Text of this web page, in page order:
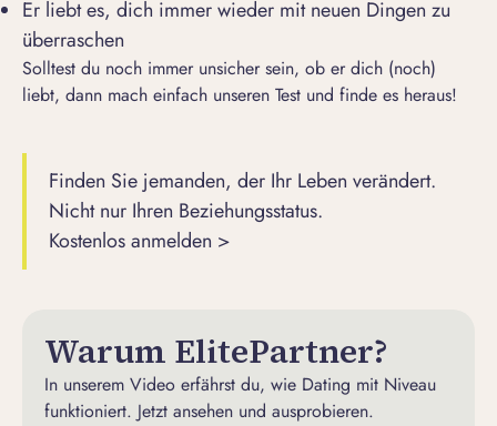
Er liebt es, dich immer wieder mit neuen Dingen zu
überraschen
Solltest du noch immer unsicher sein, ob er dich (noch)
liebt, dann mach einfach unseren Test und finde es heraus!
Finden Sie jemanden, der Ihr Leben verändert.
Nicht nur Ihren Beziehungsstatus.
Kostenlos anmelden >
Warum ElitePartner?
In unserem Video erfährst du, wie Dating mit Niveau
funktioniert. Jetzt ansehen und ausprobieren.